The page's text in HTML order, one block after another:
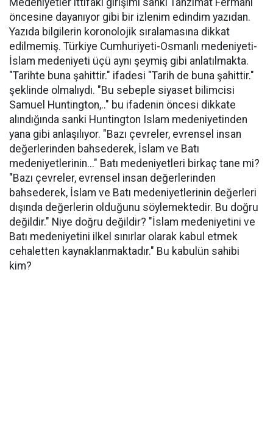
Medeniyetler ittifakı girişimi sanki Tanzimat Fermanı
öncesine dayanıyor gibi bir izlenim edindim yazıdan.
Yazıda bilgilerin koronolojik sıralamasına dikkat
edilmemiş. Türkiye Cumhuriyeti-Osmanlı medeniyeti-
İslam medeniyeti üçü aynı şeymiş gibi anlatılmakta.
"Tarihte buna şahittir." ifadesi "Tarih de buna şahittir."
şeklinde olmalıydı. "Bu sebeple siyaset bilimcisi
Samuel Huntington,.." bu ifadenin öncesi dikkate
alındığında sanki Huntington Islam medeniyetinden
yana gibi anlaşılıyor. "Bazı çevreler, evrensel insan
değerlerinden bahsederek, İslam ve Batı
medeniyetlerinin..." Batı medeniyetleri birkaç tane mi?
"Bazı çevreler, evrensel insan değerlerinden
bahsederek, İslam ve Batı medeniyetlerinin değerleri
dışında değerlerin olduğunu söylemektedir. Bu doğru
değildir." Niye doğru değildir? "İslam medeniyetini ve
Batı medeniyetini ilkel sınırlar olarak kabul etmek
cehaletten kaynaklanmaktadır." Bu kabulün sahibi
kim?